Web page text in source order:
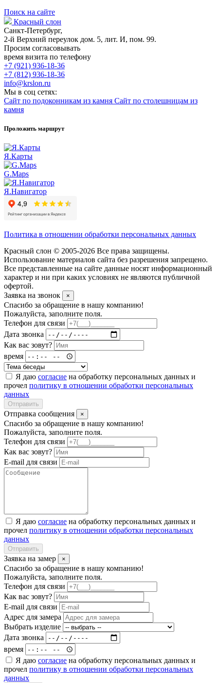
Поиск на сайте
Красный слон
Санкт-Петербург,
2-й Верхний переулок дом. 5, лит. И, пом. 99.
Просим согласовывать
время визита по телефону
+7 (921) 936-18-36
+7 (812) 936-18-36
info@krslon.ru
Мы в соц сетях:
Сайт по подоконникам из камня Сайт по столешницам из
камня
Проложить маршрут
Я.Карты
G.Maps
Я.Навигатор
Политика в отношении обработки персональных данных
Красный слон © 2005-2026 Все права защищены.
Использование материалов сайта без разрешения запрещено.
Все представленные на сайте данные носят информационный
характер и ни при каких условиях не являются публичной
офертой.
Заявка на звонок
×
Спасибо за обращение в нашу компанию!
Пожалуйста, заполните поля.
Телефон для связи
Дата звонка
Как вас зовут?
время
Я даю согласие на обработку персональных данных и
прочел политику в отношении обработки персональных
данных
Отправить
Отправка сообщения ×
Спасибо за обращение в нашу компанию!
Пожалуйста, заполните поля.
Телефон для связи
Как вас зовут?
E-mail для связи
Я даю согласие на обработку персональных данных и
прочел политику в отношении обработки персональных
данных
Отправить
Заявка на замер ×
Спасибо за обращение в нашу компанию!
Пожалуйста, заполните поля.
Телефон для связи
Как вас зовут?
E-mail для связи
Адрес для замера
Выбрать изделие
Дата звонка
время
Я даю согласие на обработку персональных данных и
прочел политику в отношении обработки персональных
данных